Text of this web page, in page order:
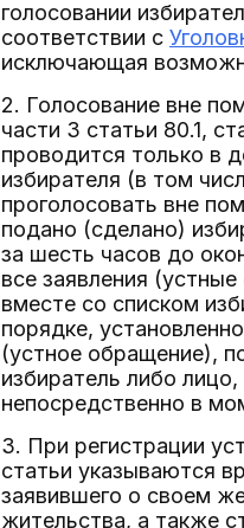
голосовании
соответствии с
исключающая
2. Голосование вне
части 3 статьи 80.1,
проводится только в
избирателя (в том
проголосовать вне
подано (сделано)
за шесть часов до
все заявления
вместе со списком
порядке,
(устное обращение),
избиратель либо
непосредственно в
3. При регистрации
статьи указываются
заявившего о своем
жительства, а также